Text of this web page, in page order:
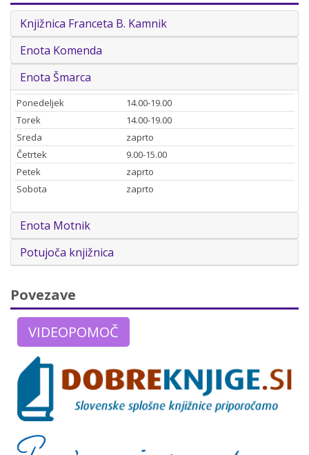
Knjižnica Franceta B. Kamnik
Enota Komenda
Enota Šmarca
Ponedeljek
14.00-19.00
Torek
14.00-19.00
Sreda
zaprto
Četrtek
9.00-15.00
Petek
zaprto
Sobota
zaprto
Enota Motnik
Potujoča knjižnica
Povezave
VIDEOPOMOČ